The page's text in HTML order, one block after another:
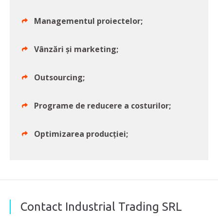
Managementul proiectelor;
Vânzări și marketing;
Outsourcing;
Programe de reducere a costurilor;
Optimizarea producției;
Contact Industrial Trading SRL